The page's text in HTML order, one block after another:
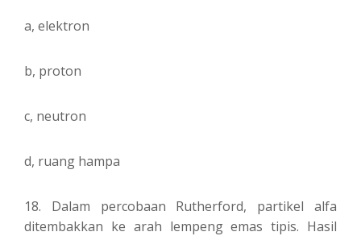
a, elektron
b, proton
c, neutron
d, ruang hampa
18. Dalam percobaan Rutherford, partikel alfa
ditembakkan ke arah lempeng emas tipis. Hasil